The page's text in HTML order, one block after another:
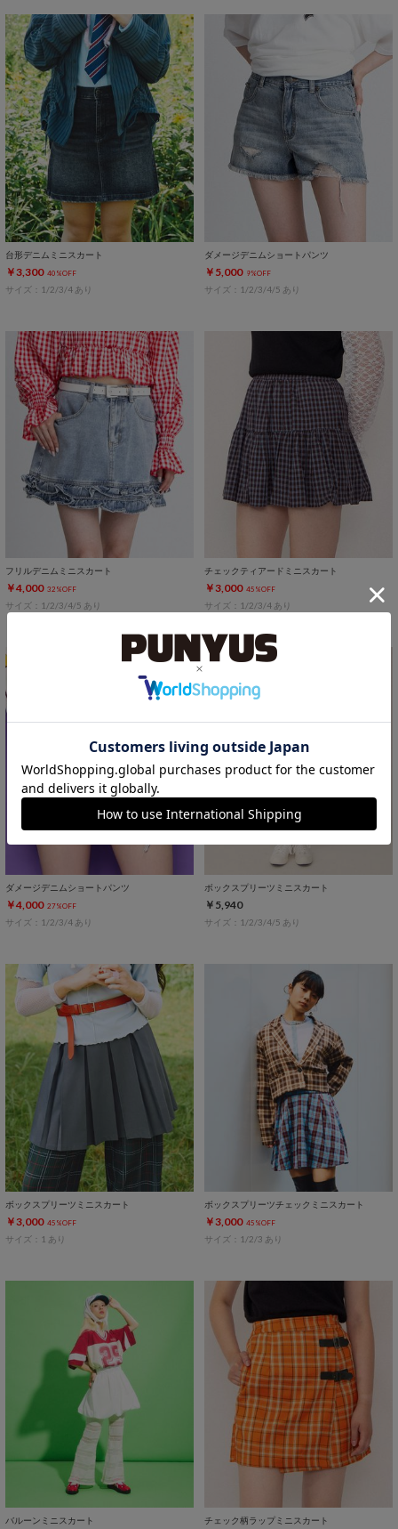
台形デニムミニスカート
￥3,300 40%OFF
サイズ：1/2/3/4 あり
ダメージデニムショートパンツ
￥5,000 9%OFF
サイズ：1/2/3/4/5 あり
フリルデニムミニスカート
￥4,000 32%OFF
サイズ：1/2/3/4/5 あり
チェックティアードミニスカート
￥3,000 45%OFF
サイズ：1/2/3/4 あり
ダメージデニムショートパンツ
￥4,000 27%OFF
サイズ：1/2/3/4 あり
ボックスプリーツミニスカート
￥5,940
サイズ：1/2/3/4/5 あり
ボックスプリーツミニスカート
￥3,000 45%OFF
サイズ：1 あり
ボックスプリーツチェックミニスカート
￥3,000 45%OFF
サイズ：1/2/3 あり
バルーンミニスカート チェック柄ラップミニスカート